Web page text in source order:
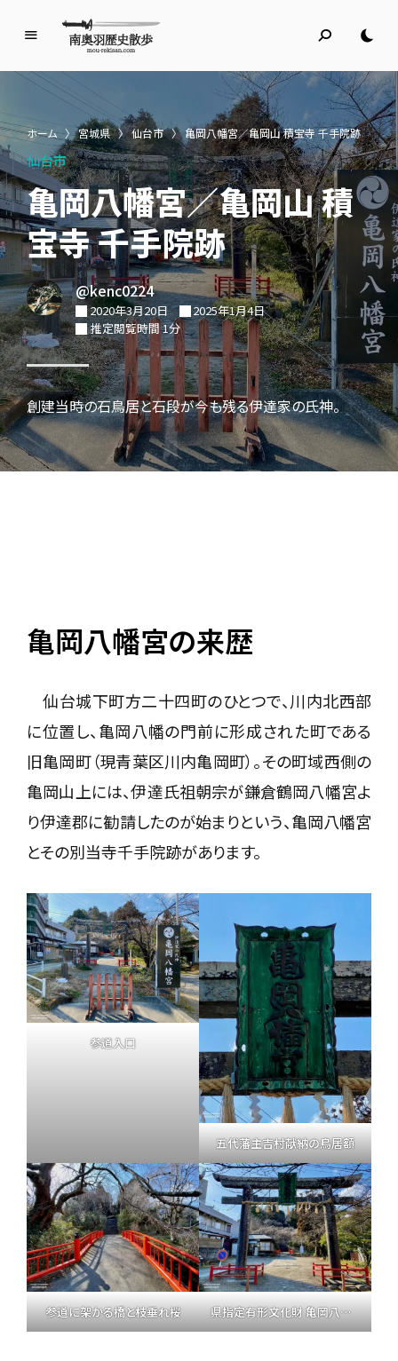
奥
羽
歴
史
散
歩
名所旧跡と館めぐり
ホーム 〉 宮城県 〉 仙台市 〉 亀岡八幡宮／亀岡山 積宝寺 千手院跡
仙台市
亀岡八幡宮／亀岡山 積
宝寺 千手院跡
@kenc0224
2020年3月20日
2025年1月4日
推定閲覧時間 1分
創建当時の石鳥居と石段が今も残る伊達家の氏神。
亀岡八幡宮の来歴
仙台城下町方二十四町のひとつで、川内北西部
に位置し、亀岡八幡の門前に形成された町である
旧亀岡町（現青葉区川内亀岡町）。その町域西側の
亀岡山上には、伊達氏祖朝宗が鎌倉鶴岡八幡宮よ
り伊達郡に勧請したのが始まりという、亀岡八幡宮
とその別当寺千手院跡があります。
参道入口
五代藩主吉村献納の鳥居額
参道に架かる橋と枝垂れ桜 県指定有形文化財 亀岡八幡宮石鳥居 附 鳥居額